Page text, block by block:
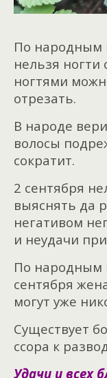
По народным
нельзя ногти
ногтями
отрезать.
В народе
волосы
сократит.
2 сентября
выяснять да
негативом
и неудачи
По народным
сентября
могут уже
Существует
ссора к
Удачи и всех